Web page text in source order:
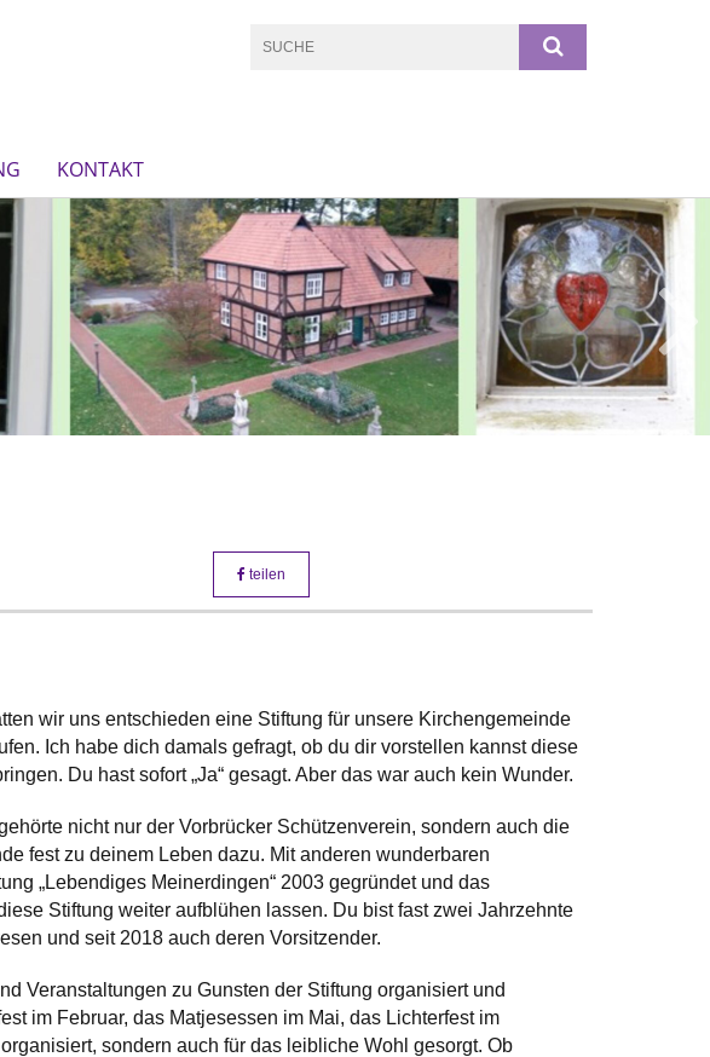
KONTAKT
© Birger Schwarz / Kirchengemeine Meinerdingen
teilen
wir uns entschieden eine Stiftung für unsere Kirchengemeinde
Ich habe dich damals gefragt, ob du dir vorstellen kannst diese
Du hast sofort „Ja“ gesagt. Aber das war auch kein Wunder.
nicht nur der Vorbrücker Schützenverein, sondern auch die
fest zu deinem Leben dazu. Mit anderen wunderbaren
„Lebendiges Meinerdingen“ 2003 gegründet und das
Stiftung weiter aufblühen lassen. Du bist fast zwei Jahrzehnte
und seit 2018 auch deren Vorsitzender.
Veranstaltungen zu Gunsten der Stiftung organisiert und
im Februar, das Matjesessen im Mai, das Lichterfest im
sondern auch für das leibliche Wohl gesorgt. Ob